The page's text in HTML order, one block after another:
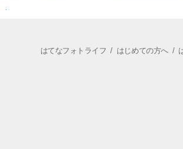
はてなフォトライフ / はじめての方へ/